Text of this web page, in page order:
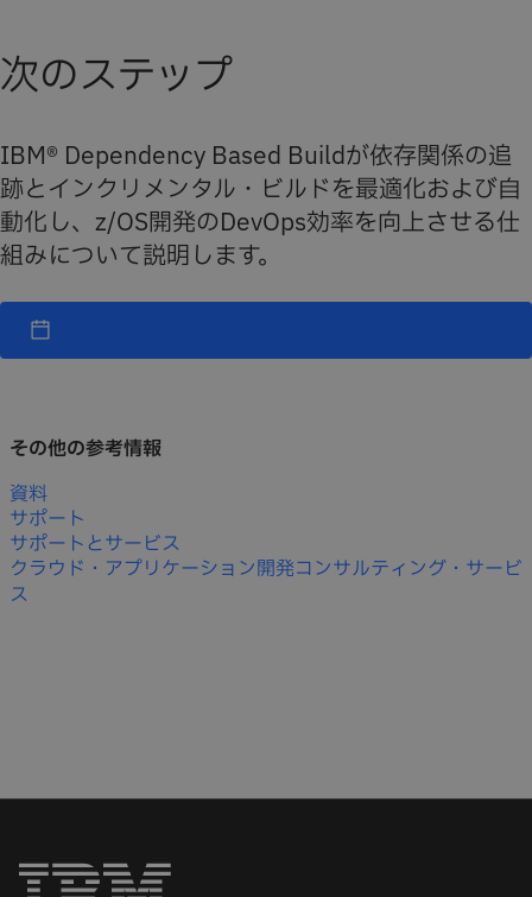
次のステップ
IBM® Dependency Based Buildが依存関係の追
跡とインクリメンタル・ビルドを最適化および自
動化し、z/OS開発のDevOps効率を向上させる仕
組みについて説明します。
その他の参考情報
資料
サポート
サポートとサービス
クラウド・アプリケーション開発コンサルティング・サービ
ス